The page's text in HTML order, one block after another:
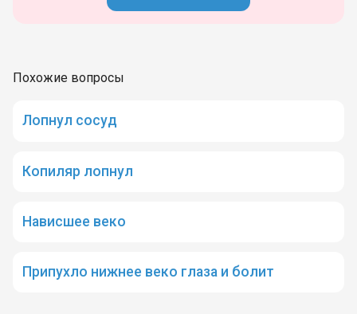
Похожие вопросы
Лопнул сосуд
Копиляр лопнул
Нависшее веко
Припухло нижнее веко глаза и болит